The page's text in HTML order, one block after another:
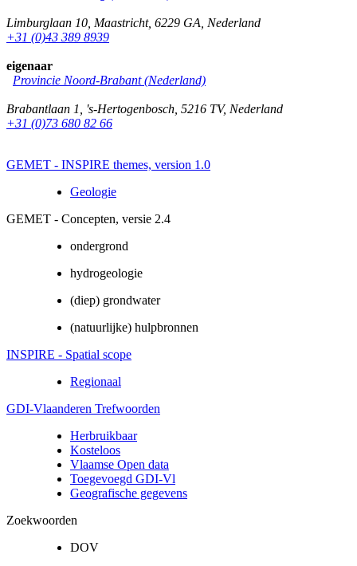
Limburglaan 10 Maastricht, 6229 GA Nederland
+31 (0)43 389 8939
eigenaar
Provincie Noord-Brabant (Nederland)
Brabantlaan 1 's-Hertogenbosch 5216 TV, Nederland
+31 (0)73 680 82 66
GEMET - INSPIRE themes, version 1.0
Geologie
GEMET - Concepten, versie 2.4
ondergrond
hydrogeologie
(diep) grondwater
(natuurlijke) hulpbronnen
INSPIRE - Spatial scope
Regionaal
GDI-Vlaanderen Trefwoorden
Herbruikbaar
Kosteloos
Vlaamse Open data
Toegevoegd GDI-Vl
Geografische gegevens
Zoekwoorden
DOV